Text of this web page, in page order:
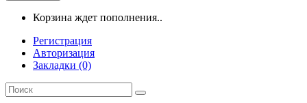
Корзина ждет пополнения..
Регистрация
Авторизация
Закладки (0)